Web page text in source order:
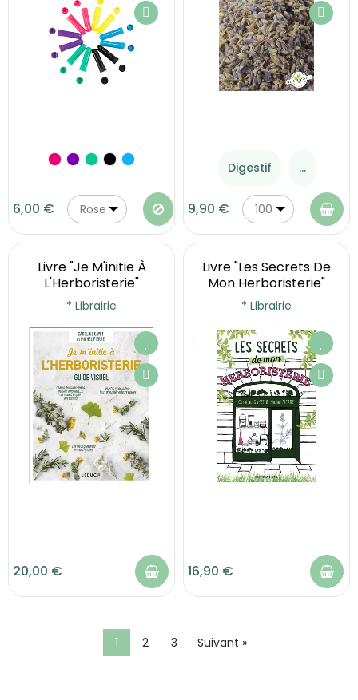
6,00 € Rose
Digestif ...
9,90 €
100
g
Livre "Je M'initie À
L'Herboristerie"
* Librairie
20,00 €
Livre "Les Secrets De
Mon Herboristerie"
* Librairie
16,90 €
1 2 3 Suivant »